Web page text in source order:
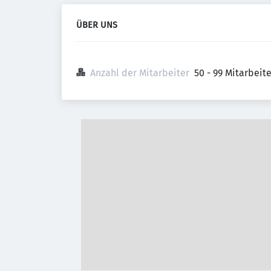
ÜBER UNS
Anzahl der Mitarbeiter 50 - 99